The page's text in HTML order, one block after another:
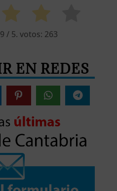
/ 5. votos: 263
EN REDES